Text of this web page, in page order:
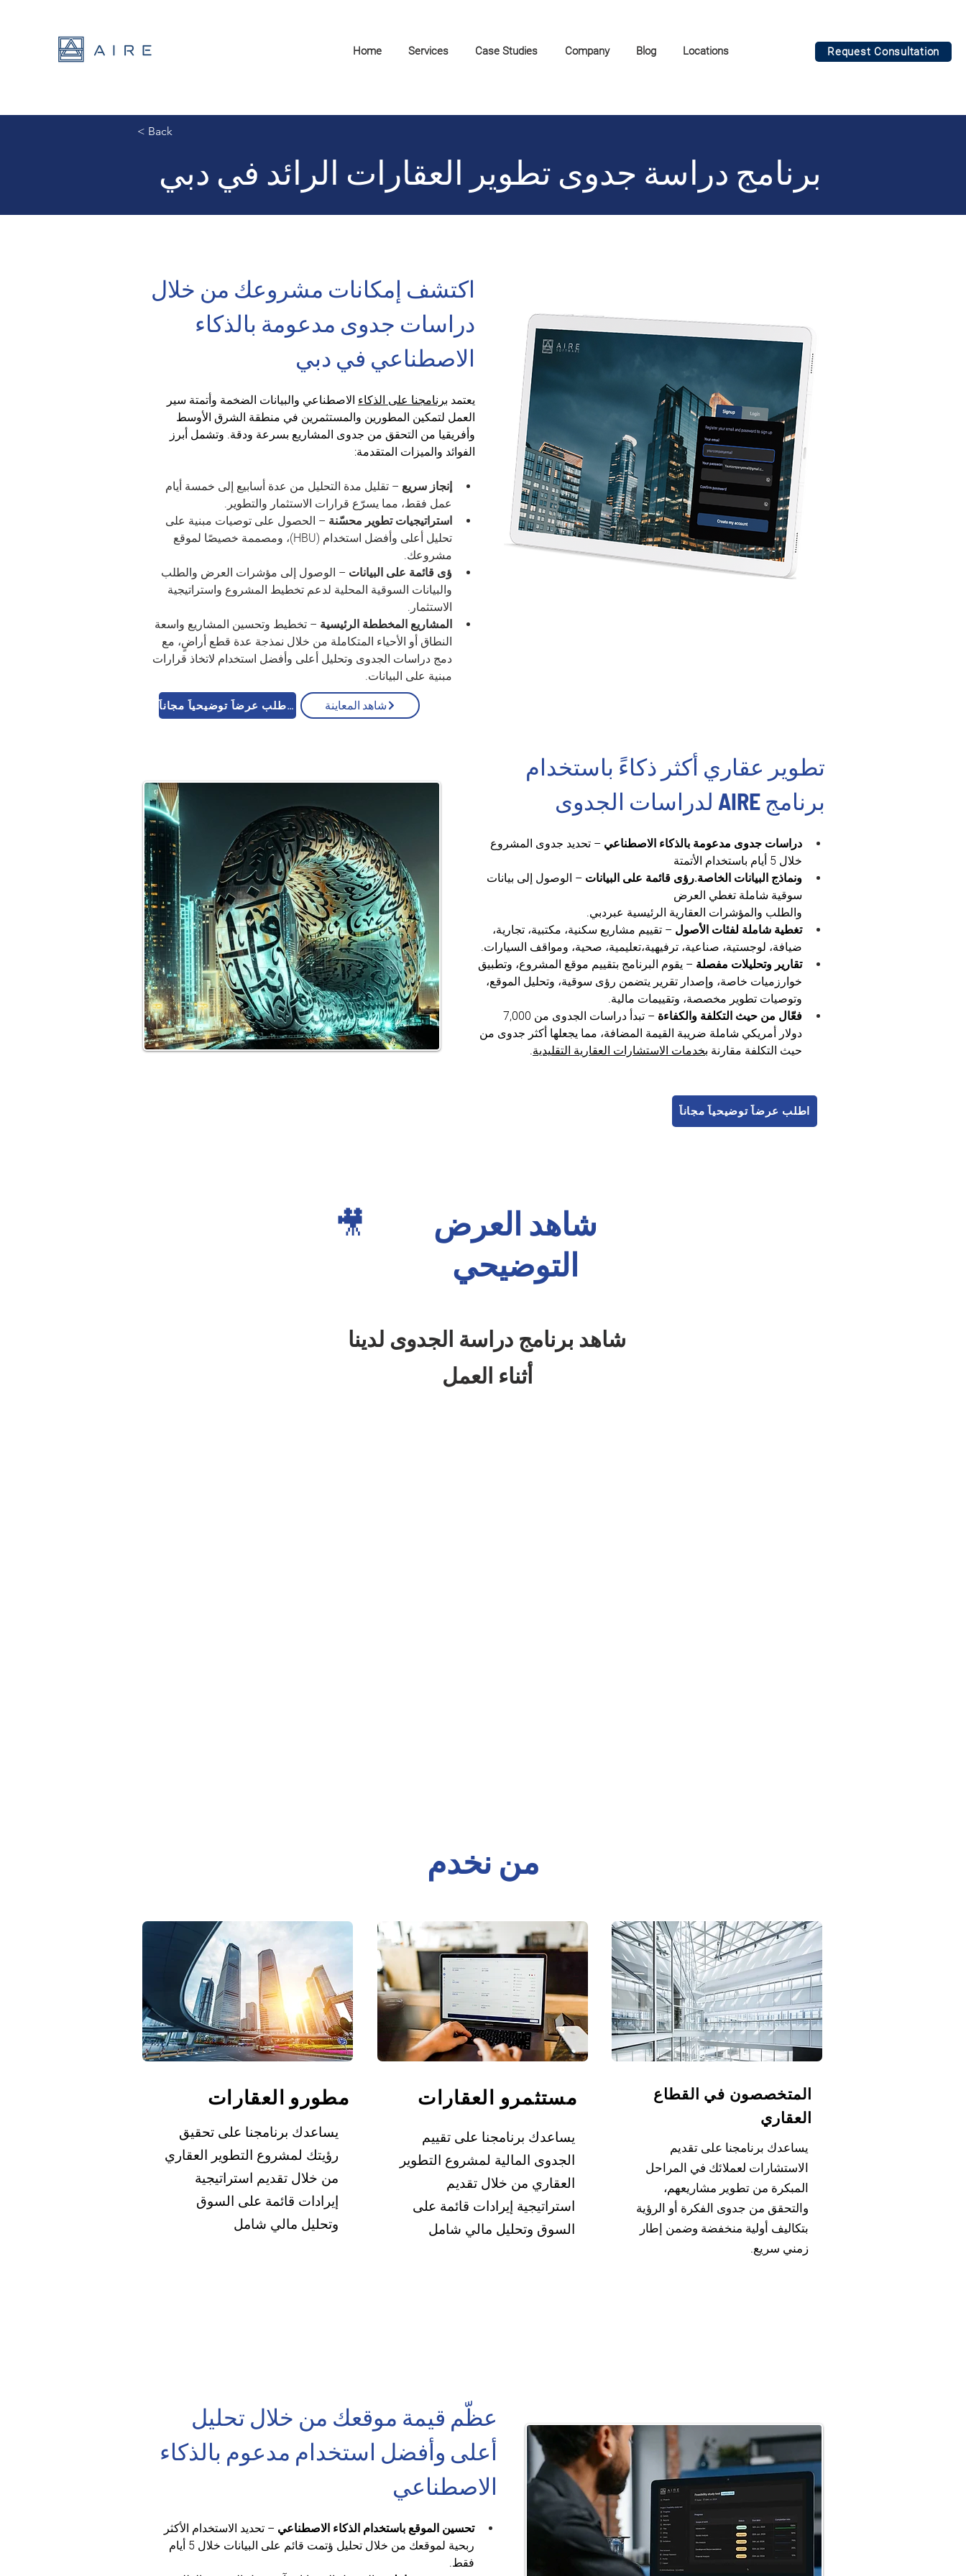
Home Services Case Studies Company Blog Locations Request Consultation
برنامج دراسة جدوى تطوير العقارات الرائد في دبي
< Back
اكتشف إمكانات مشروعك من خلال
دراسات جدوى مدعومة بالذكاء
الاصطناعي في دبي
يعتمد برنامجنا على الذكاء الاصطناعي والبيانات الضخمة وأتمتة سير
العمل لتمكين المطورين والمستثمرين في منطقة الشرق الأوسط
وأفريقيا من التحقق من جدوى المشاريع بسرعة ودقة. وتشمل أبرز
الفوائد والميزات المتقدمة:
إنجاز سريع – تقليل مدة التحليل من عدة أسابيع إلى خمسة أيام
عمل فقط، مما يسرّع قرارات الاستثمار والتطوير.
استراتيجيات تطوير محسّنة – الحصول على توصيات مبنية على
تحليل أعلى وأفضل استخدام (HBU)، ومصممة خصيصًا لموقع
مشروعك.
ؤى قائمة على البيانات – الوصول إلى مؤشرات العرض والطلب
والبيانات السوقية المحلية لدعم تخطيط المشروع واستراتيجية
الاستثمار.
المشاريع المخططة الرئيسية – تخطيط وتحسين المشاريع واسعة
النطاق أو الأحياء المتكاملة من خلال نمذجة عدة قطع أراضٍ، مع
دمج دراسات الجدوى وتحليل أعلى وأفضل استخدام لاتخاذ قرارات
مبنية على البيانات.
اطلب عرضاً توضيحياً مجاناً 🚀 شاهد المعاينة
تطوير عقاري أكثر ذكاءً باستخدام
برنامج AIRE لدراسات الجدوى
دراسات جدوى مدعومة بالذكاء الاصطناعي – تحديد جدوى المشروع
خلال 5 أيام باستخدام الأتمتة
ونماذج البيانات الخاصة.رؤى قائمة على البيانات – الوصول إلى بيانات
سوقية شاملة تغطي العرض
والطلب والمؤشرات العقارية الرئيسية عبردبي.
تغطية شاملة لفئات الأصول – تقييم مشاريع سكنية، مكتبية، تجارية،
ضيافة، لوجستية، صناعية، ترفيهية،تعليمية، صحية، ومواقف السيارات.
تقارير وتحليلات مفصلة – يقوم البرنامج بتقييم موقع المشروع، وتطبيق
خوارزميات خاصة، وإصدار تقرير يتضمن رؤى سوقية، وتحليل الموقع،
وتوصيات تطوير مخصصة، وتقييمات مالية.
فعّال من حيث التكلفة والكفاءة
دولار أمريكي شاملة ضريبة القيمة المضافة، مما يجعلها أكثر جدوى من
حيث التكلفة مقارنة بخدمات الاستشارات العقارية التقليدية.
اطلب عرضاً توضيحياً مجاناً
شاهد العرض
التوضيحي
🎥
شاهد برنامج دراسة الجدوى لدينا
أثناء العمل
من نخدم
مطورو العقارات
يساعدك برنامجنا على تحقيق
رؤيتك لمشروع التطوير العقاري
من خلال تقديم استراتيجية
إيرادات قائمة على السوق
وتحليل مالي شامل
مستثمرو العقارات
يساعدك برنامجنا على تقييم
الجدوى المالية لمشروع التطوير
العقاري من خلال تقديم
استراتيجية إيرادات قائمة على
السوق وتحليل مالي شامل
المتخصصون في القطاع
العقاري
يساعدك برنامجنا على تقديم
الاستشارات لعملائك في المراحل
المبكرة من تطوير مشاريعهم،
والتحقق من جدوى الفكرة أو الرؤية
بتكاليف أولية منخفضة وضمن إطار
زمني سريع.
عظّم قيمة موقعك من خلال تحليل
أعلى وأفضل استخدام مدعوم بالذكاء
الاصطناعي
تحسين الموقع باستخدام الذكاء الاصطناعي – تحديد الاستخدام الأكثر
ربحية لموقعك من خلال تحليل ؤتمت قائم على البيانات خلال 5 أيام
فقط.